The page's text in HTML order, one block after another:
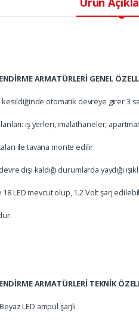
ARMATÜRLERİ GENEL
otomatik devreye girer 3
iş yerleri, imalathaneler,
ile tavana monte edilir.
dışı kaldığı durumlarda yaydığı
LED mevcut olup, 1.2 Volt şarj
ARMATÜRLERİ TEKNİK
LED ampül şarjlı